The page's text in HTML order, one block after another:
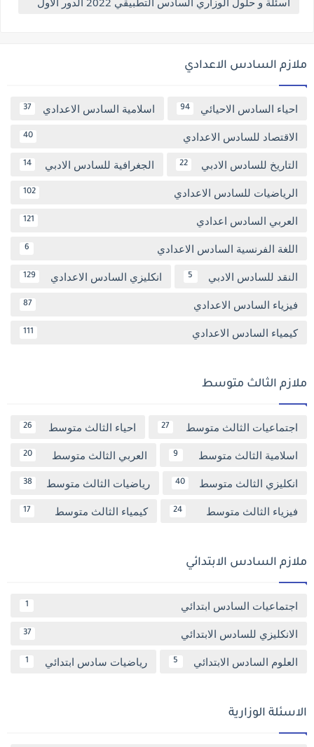
ملازم السادس الاعدادي
احياء السادس الاحيائي 94 اسلامية السادس الاعدادي 37
الاقتصاد للسادس الاعدادي 40
التاريخ للسادس الادبي 22 الجغرافية للسادس الادبي 14
الرياضيات للسادس الاعدادي 102
العربي السادس اعدادي 121
اللغة الفرنسية السادس الاعدادي 6
النقد للسادس الادبي 5 انكليزي السادس الاعدادي 129
فيزياء السادس الاعدادي 87
كيمياء السادس الاعدادي 111
ملازم الثالث متوسط
اجتماعيات الثالث متوسط 27 احياء الثالث متوسط 26
اسلامية الثالث متوسط 9 العربي الثالث متوسط 20
انكليزي الثالث متوسط 40 رياضيات الثالث متوسط 38
فيزياء الثالث متوسط 24 كيمياء الثالث متوسط 17
ملازم السادس الابتدائي
اجتماعيات السادس ابتدائي 1
الانكليزي للسادس الابتدائي 37
العلوم السادس الابتدائي 5 رياضيات سادس ابتدائي 1
الاسئلة الوزارية